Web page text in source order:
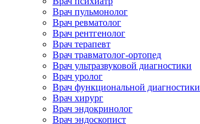
Врач пульмонолог
Врач ревматолог
Врач рентгенолог
Врач терапевт
Врач травматолог-ортопед
Врач ультразвуковой диагностики
Врач уролог
Врач функциональной диагностики
Врач хирург
Врач эндокринолог
Врач эндоскопист